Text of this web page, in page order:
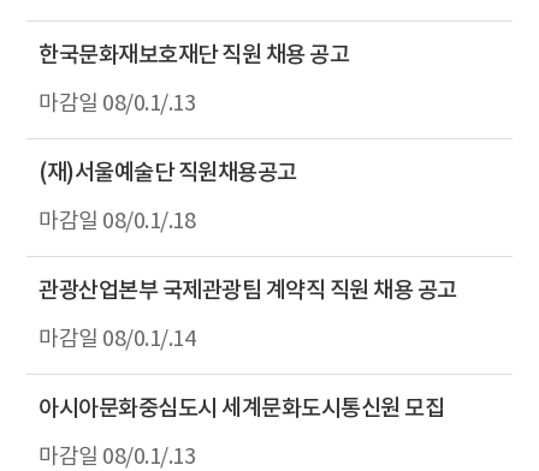
한국문화재보호재단 직원 채용 공고
08/0.1/.13
(재)서울예술단 직원채용공고
08/0.1/.18
관광산업본부 국제관광팀 계약직 직원 채용 공고
08/0.1/.14
아시아문화중심도시 세계문화도시통신원 모집
08/0.1/.13